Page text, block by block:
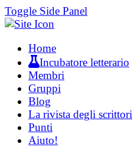
Toggle Side Panel
Home
Incubatore letterario
Membri
Gruppi
Blog
La rivista degli scrittori
Punti
Aiuto!